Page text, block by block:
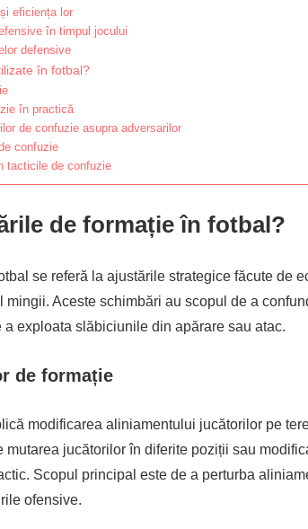
eficiența lor
în timpul jocului
defensive
în fotbal?
în practică
de confuzie asupra adversarilor
confuzie
tacticile de confuzie
de formație în fotbal?
se referă la ajustările strategice făcute de
Aceste schimbări au scopul de a
exploata slăbiciunile din apărare sau atac.
de formație
modificarea aliniamentului jucătorilor pe
mutarea jucătorilor în diferite poziții sau
Scopul principal este de a perturba
ofensive.